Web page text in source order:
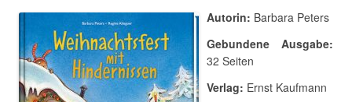
Autorin: Barbara Peters
Gebundene Ausgabe:
32 Seiten
Verlag: Ernst Kaufmann